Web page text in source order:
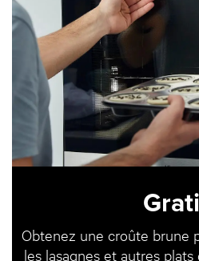
Obtenez une croûte brune
les lasagnes et autres